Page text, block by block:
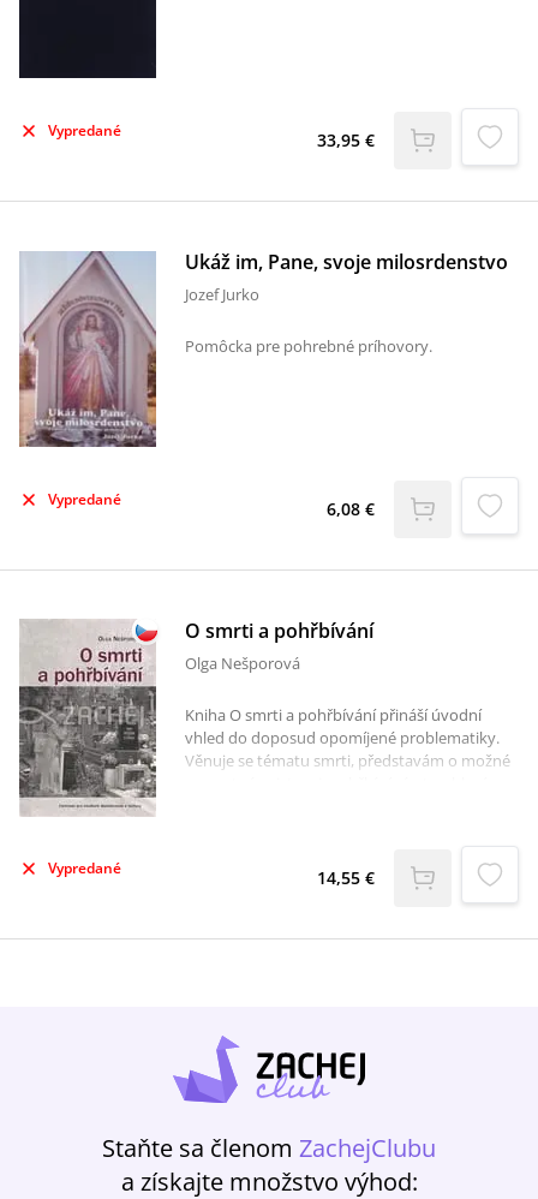
Vypredané 33,95 €
Ukáž im, Pane, svoje milosrdenstvo
Jozef Jurko
Pomôcka pre pohrebné príhovory.
Vypredané 6,08 €
O smrti a pohřbívání
Olga Nešporová
Kniha O smrti a pohřbívání přináší úvodní
vhled do doposud opomíjené problematiky.
Věnuje se tématu smrti, představám o možné
dnešního stavu autorka připomíná i starší
období. Věří totiž, že bez jejich znalosti nelze
současnou situaci uspokojivě vysvětlit.Kniha
otázek:Jak se dnes Češi vyrovnávají s vlastní
co to o společnosti vypovídá?Jak se jedinci a
společnost vypořádává se smutkem po smrti
blízkého?Proč se rozšiřuje pohřbívání bez
obřadu a o čem tento fenomén vypovídá?
rituálů?
Vypredané 14,55 €
Staňte sa členom ZachejClubu
a získajte množstvo výhod: